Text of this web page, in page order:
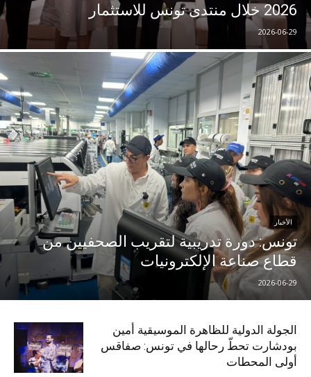
2026 خلال منتدى تونس للاستثمار
2026-06-29
الأخبار
تونس: دورة تدريبية لتقريب الصحفيين من
قطاع صناعة الإلكترونيات
2026-06-29
الجولة الدولية للظاهرة الموسيقية أمين
بودشارت تحطّ رحالها في تونس: صفاقس
أولى المحطات